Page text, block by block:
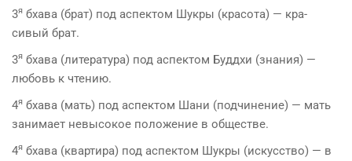
3я бхава (брат) под аспектом Шукры (красота) — кра­
сивый брат.
3я бхава (литература) под аспектом Буддхи (знания) —
любовь к чтению.
4я бхава (мать) под аспектом Шани (подчинение) — мать
занимает невысокое положение в обществе.
4я бхава (квартира) под аспектом Шукры (искусство) — в